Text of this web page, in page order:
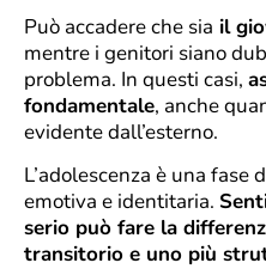
Può accadere che sia il
mentre i genitori siano
problema. In questi casi,
fondamentale, anche
evidente dall’esterno.
L’adolescenza è una
emotiva e identitaria.
serio può fare la
transitorio e uno più